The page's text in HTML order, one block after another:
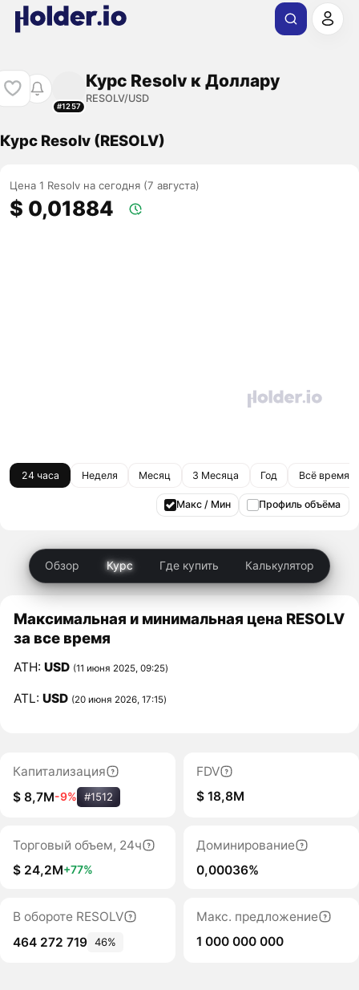
#1257
Курс Resolv к Доллару
RESOLV/USD
Курс Resolv (RESOLV)
Цена 1 Resolv на сегодня (7 августа)
$ 0,01884
24 часа Неделя Месяц 3 Месяца Год Всё время
Макс / Мин Профиль объёма
Обзор Курс Где купить Калькулятор
Максимальная и минимальная цена RESOLV
за все время
ATH:USD (11 июня 2025, 09:25)
ATL:USD (20 июня 2026, 17:15)
Капитализация
$ 8,7M-9% #1512
FDV
$ 18,8M
Торговый объем, 24ч
$ 24,2M+77%
Доминирование
0,00036%
В обороте RESOLV
464 272 719 46%
Макс. предложение
1 000 000 000